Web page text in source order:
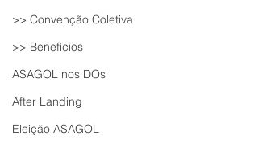
>> Convenção Coletiva
>> Benefícios
ASAGOL nos DOs
After Landing
Eleição ASAGOL